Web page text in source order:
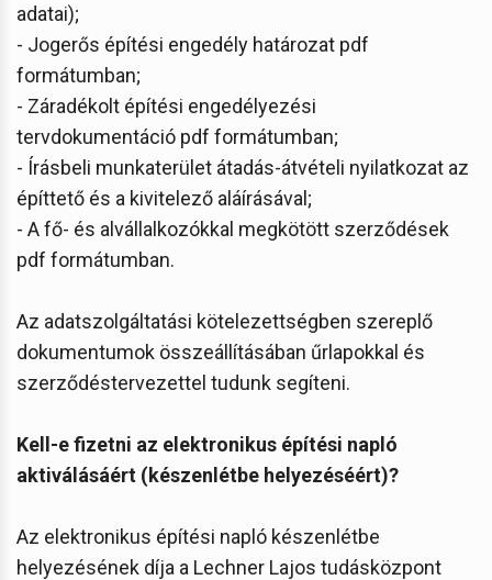
adatai);
- Jogerős építési engedély határozat pdf
formátumban;
- Záradékolt építési engedélyezési
tervdokumentáció pdf formátumban;
- Írásbeli munkaterület átadás-átvételi nyilatkozat az
építtető és a kivitelező aláírásával;
- A fő- és alvállalkozókkal megkötött szerződések
pdf formátumban.
Az adatszolgáltatási kötelezettségben szereplő
dokumentumok összeállításában űrlapokkal és
szerződéstervezettel tudunk segíteni.
Kell-e fizetni az elektronikus építési napló
aktiválásáért (készenlétbe helyezéséért)?
Az elektronikus építési napló készenlétbe
helyezésének díja a Lechner Lajos tudásközpont